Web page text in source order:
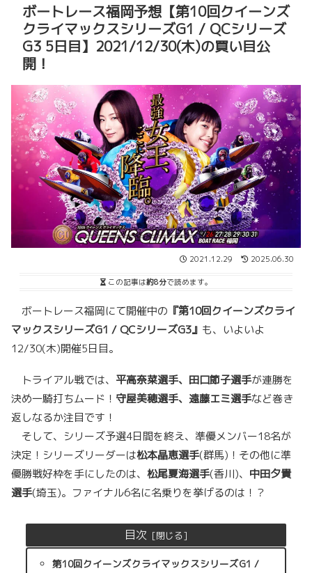
ボートレース福岡予想【第10回クイーンズ
クライマックスシリーズG1 / QCシリーズ
G3 5日目】2021/12/30(木)の買い目公
開！
2021.12.29 2025.06.30
この記事は約8分で読めます。
ボートレース福岡にて開催中の 『第10回クイーンズクライ
マックスシリーズG1 / QCシリーズG3』 も、いよいよ
12/30(木)開催5日目。
トライアル戦では、 平高奈菜選手、田口節子選手が連勝を
決め一騎打ちムード！ 守屋美穂選手、遠藤エミ選手など巻き
返しなるか注目です！
そして、シリーズ予選4日間を終え、準優メンバー18名が
決定！シリーズリーダーは松本晶恵選手(群馬)！その他に準
優勝戦好枠を手にしたのは、 松尾夏海選手(香川)、 中田夕貴
選手(埼玉)。ファイナル6名に名乗りを挙げるのは！？
目次
第10回クイーンズクライマックスシリーズG1 /